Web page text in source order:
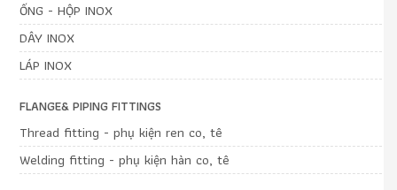
ỐNG - HỘP INOX
DÂY INOX
LÁP INOX
FLANGE& PIPING FITTINGS
Thread fitting - phụ kiện ren co, tê
Welding fitting - phụ kiện hàn co, tê